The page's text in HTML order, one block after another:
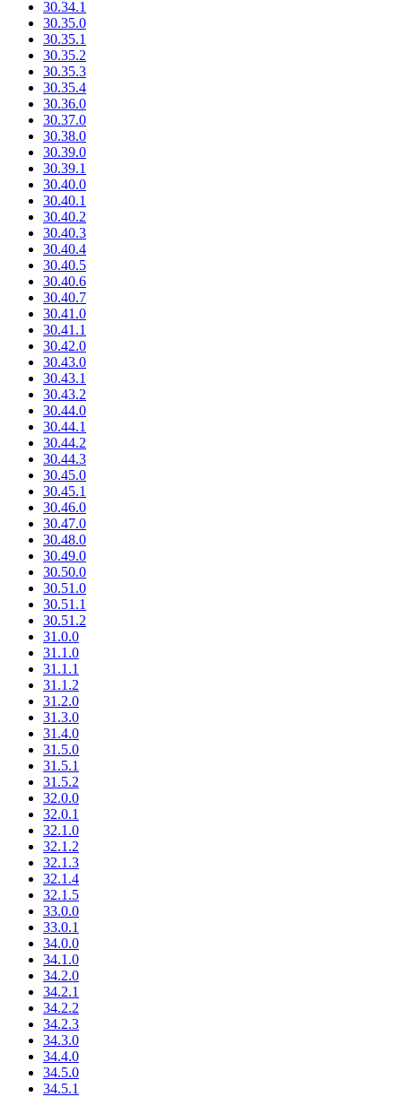
30.34.1
30.35.0
30.35.1
30.35.2
30.35.3
30.35.4
30.36.0
30.37.0
30.38.0
30.39.0
30.39.1
30.40.0
30.40.1
30.40.2
30.40.3
30.40.4
30.40.5
30.40.6
30.40.7
30.41.0
30.41.1
30.42.0
30.43.0
30.43.1
30.43.2
30.44.0
30.44.1
30.44.2
30.44.3
30.45.0
30.45.1
30.46.0
30.47.0
30.48.0
30.49.0
30.50.0
30.51.0
30.51.1
30.51.2
31.0.0
31.1.0
31.1.1
31.1.2
31.2.0
31.3.0
31.4.0
31.5.0
31.5.1
31.5.2
32.0.0
32.0.1
32.1.0
32.1.2
32.1.3
32.1.4
32.1.5
33.0.0
33.0.1
34.0.0
34.1.0
34.2.0
34.2.1
34.2.2
34.2.3
34.3.0
34.4.0
34.5.0
34.5.1